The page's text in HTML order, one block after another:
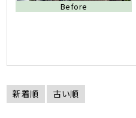
Before
新着順 古い順